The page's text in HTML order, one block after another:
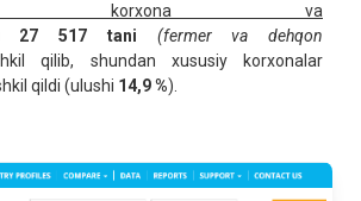
korxona va
27 517 tani
(fermer va dehqon
qilib, shundan xususiy korxonalar
qildi (ulushi 14,9%).